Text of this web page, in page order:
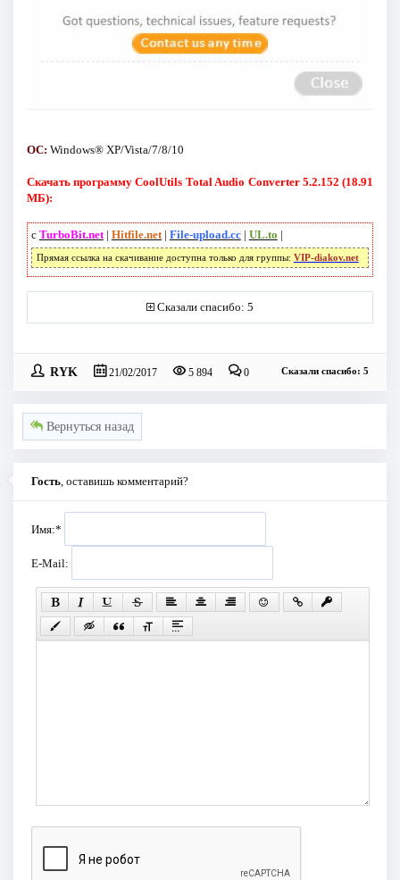
ОC: Windows® XP/Vista/7/8/10
Скачать программу CoolUtils Total Audio Converter 5.2.152 (18.91
МБ):
с TurboBit.net| Hitfile.net| File-upload.cc| UL.to |
Прямая ссылка на скачивание доступна только для группы: VIP-diakov.net
Сказали спасибо: 5
RYK 21/02/2017 5 894 0 Сказали спасибо: 5
Вернуться назад
Гость, оставишь комментарий?
Имя:*
E-Mail: